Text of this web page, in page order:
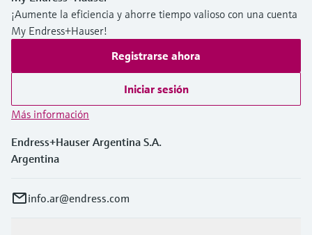
¡Aumente la eficiencia y ahorre tiempo valioso con una cuenta
My Endress+Hauser!
Registrarse ahora
Iniciar sesión
Más información
Endress+Hauser Argentina S.A.
Argentina
info.ar@endress.com